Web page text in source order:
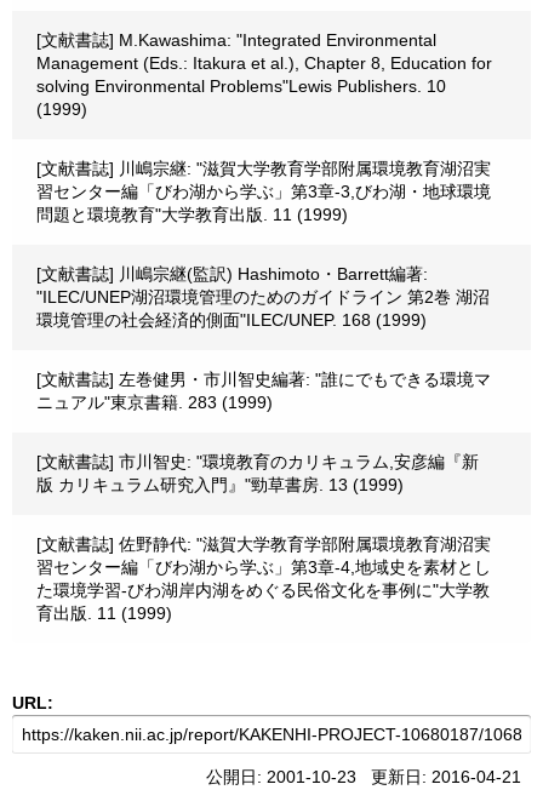
[文献書誌] M.Kawashima: "Integrated Environmental
Management (Eds.: Itakura et al.), Chapter 8, Education for
solving Environmental Problems"Lewis Publishers. 10
(1999)
[文献書誌] 川嶋宗継: "滋賀大学教育学部附属環境教育湖沼実
習センター編「びわ湖から学ぶ」第3章-3,びわ湖・地球環境
問題と環境教育"大学教育出版. 11 (1999)
[文献書誌] 川嶋宗継(監訳) Hashimoto・Barrett編著:
"ILEC/UNEP湖沼環境管理のためのガイドライン 第2巻 湖沼
環境管理の社会経済的側面"ILEC/UNEP. 168 (1999)
[文献書誌] 左巻健男・市川智史編著: "誰にでもできる環境マ
ニュアル"東京書籍. 283 (1999)
[文献書誌] 市川智史: "環境教育のカリキュラム,安彦編『新
版 カリキュラム研究入門』"勁草書房. 13 (1999)
[文献書誌] 佐野静代: "滋賀大学教育学部附属環境教育湖沼実
習センター編「びわ湖から学ぶ」第3章-4,地域史を素材とし
た環境学習-びわ湖岸内湖をめぐる民俗文化を事例に"大学教
育出版. 11 (1999)
URL:
公開日: 2001-10-23 更新日: 2016-04-21